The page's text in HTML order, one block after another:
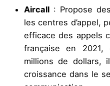
Aircall : Propose
les centres d’appel,
efficace des appels
française en
millions de dollars,
croissance dans le